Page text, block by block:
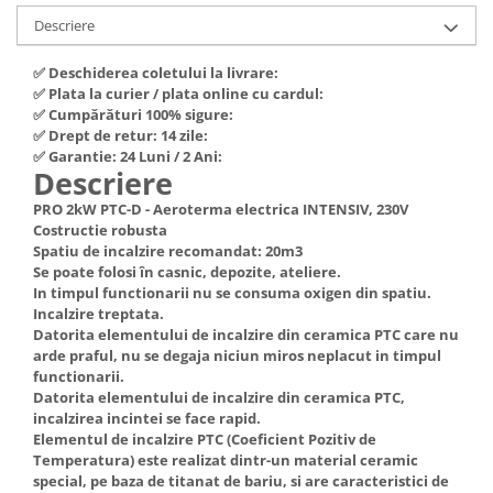
Nivela de masurat
Pistoale de impact electrice si
pneumatice
Pistoale de vopsit
Prelungitoare
Polizoare electrice de banc si
unghiulare
Rindele si freze pentru lemn
Redresoare auto - roboti de
pornire
Suflante cu aer cald
Scari metalice
Strungurii
Scule cu acumulator
Scule pentru electricieni
Hote Telescopice
Hote Traditionale
Hote Incorporabile
Hote Country
Hote Insula
Hote Cupolare
Accesorii, consumabile hote
Masini de tocat carne
Masini de carnati ( CARNATARI )
Masini de spalat vase
Masini de spalat vase incorporabile
Masini de spalat vase
independente
Masini de spalat rufe
Masini de spalat rufe frontale
Masini de spalat rufe verticale
Descriere
✅ Deschiderea coletului la livrare:
✅ Plata la curier / plata online cu cardul:
✅ Cumpărături 100% sigure:
✅ Drept de retur: 14 zile:
✅ Garantie: 24 Luni / 2 Ani:
Descriere
PRO 2kW PTC-D - Aeroterma electrica INTENSIV, 230V
Costructie robusta
Spatiu de incalzire recomandat: 20m3
Se poate folosi în casnic, depozite, ateliere.
In timpul functionarii nu se consuma oxigen din spatiu.
Incalzire treptata.
Datorita elementului de incalzire din ceramica PTC care nu
arde praful, nu se degaja niciun miros neplacut in timpul
functionarii.
Datorita elementului de incalzire din ceramica PTC,
incalzirea incintei se face rapid.
Elementul de incalzire PTC (Coeficient Pozitiv de
Temperatura) este realizat dintr-un material ceramic
special, pe baza de titanat de bariu, si are caracteristici de